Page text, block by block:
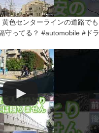
黄色センターラインの道路でも
守ってる？ #automobile #ドラ